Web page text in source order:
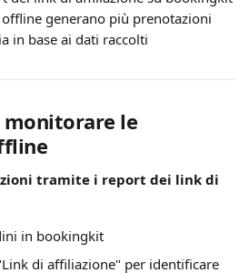
generano più prenotazioni
in base ai dati raccolti
monitorare le
tramite i report dei link di
in bookingkit
di affiliazione" per identificare